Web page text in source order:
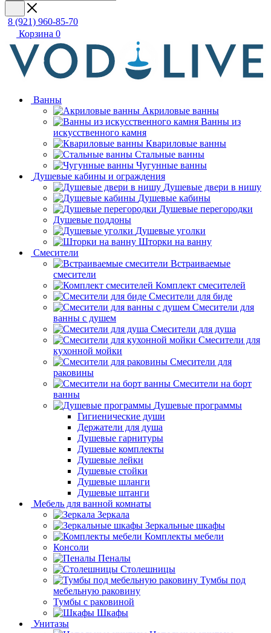
8 (921) 960-85-70
Корзина 0
Ванны
Акриловые ванны
Ванны из
искусственного камня
Квариловые ванны
Стальные ванны
Чугунные ванны
Душевые кабины и ограждения
Душевые двери в нишу
Душевые кабины
Душевые перегородки
Душевые поддоны
Душевые уголки
Шторки на ванну
Смесители
Встраиваемые
смесители
Комплект смесителей
Смесители для биде
Смесители для
ванны с душем
Смесители для душа
Смесители для
кухонной мойки
Смесители для
раковины
Смесители на борт
ванны
Душевые программы
Гигиенические души
Держатели для душа
Душевые гарнитуры
Душевые комплекты
Душевые лейки
Душевые стойки
Душевые шланги
Душевые штанги
Мебель для ванной комнаты
Зеркала
Зеркальные шкафы
Комплекты мебели
Консоли
Пеналы
Столешницы
Тумбы под
мебельную раковину
Тумбы с раковиной
Шкафы
Унитазы